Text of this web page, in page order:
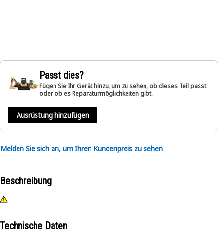
Passt dies?
Fügen Sie Ihr Gerät hinzu, um zu sehen, ob dieses Teil passt
oder ob es Reparaturmöglichkeiten gibt.
Ausrüstung hinzufügen
Melden Sie sich an, um Ihren Kundenpreis zu sehen
Beschreibung
Technische Daten